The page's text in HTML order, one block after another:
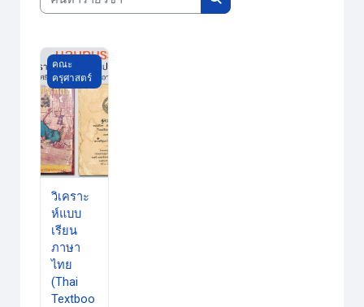
ค้นหารายวิชา
วิเคราะห์แบบเรียนภาษาไทย (Thai Textbooks Analysis)
คณะ
ครุศาสตร์
วิเคราะ
ห์แบบ
เรียน
ภาษา
ไทย
(Thai
Textboo